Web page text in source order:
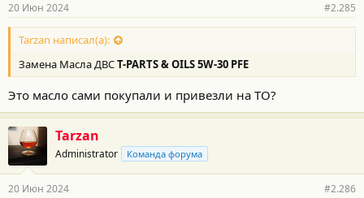
н
о
с
и
:
20 Июн 2024 #2.285
Tarzan написал(а):
Замена Масла ДВСT-PARTS & OILS 5W-30 PFE
Это масло сами покупали и привезли на ТО?
Tarzan
Administrator Команда форума
20 Июн 2024 #2.286